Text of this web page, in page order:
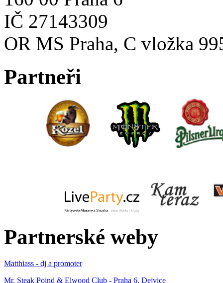
IČ 27143309
OR MS Praha, C vložka
Partneři
Partnerské weby
Matthiass - dj a promoter
Mr. Steak Poind & Elwood Club - Praha 6, Dejvice